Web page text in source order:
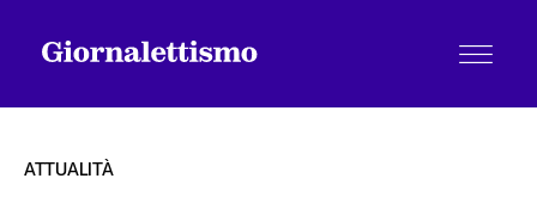
ATTUALITÀ